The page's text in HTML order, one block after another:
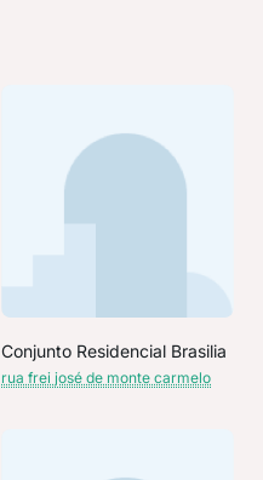
Conjunto Residencial Brasilia
rua frei josé de monte carmelo